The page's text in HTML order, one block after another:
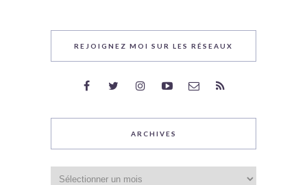
REJOIGNEZ MOI SUR LES RÉSEAUX
ARCHIVES